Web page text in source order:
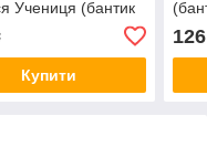
Учениця (бантик
синім канзаші на
в школу для
Купити
для
126